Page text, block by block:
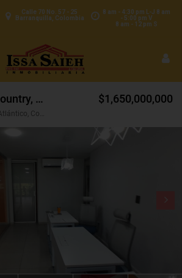
8 am - 4:30 pm L-J 8 am
- 5:00 pm V
8 am - 12 pm S
Calle 70 No. 57 - 25
Barranquilla, Colombia
Local Venta, El Country, Barranquilla (30529)
El Country, Barranquilla, Atlántico, Colombia
$1,650,000,000